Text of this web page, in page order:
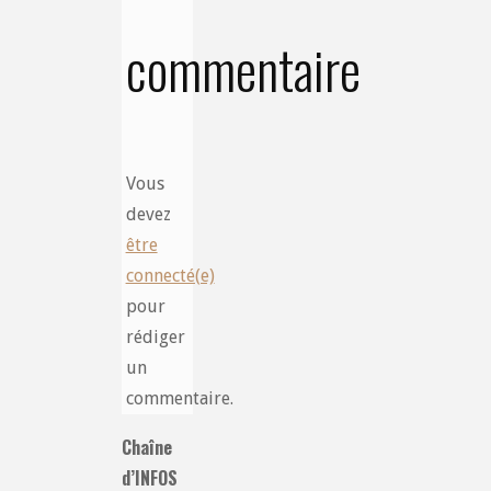
commentaire
Vous
devez
être
connecté(e)
pour
rédiger
un
commentaire.
Chaîne
d’INFOS